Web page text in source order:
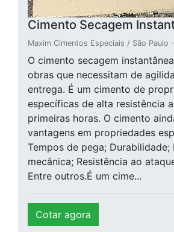
Cimento Secagem
Maxim Cimentos Especiais / São Paulo
O cimento secagem
obras que necessitam de
entrega. É um cimento de
específicas de alta resistência
primeiras horas. O cimento
vantagens em propriedades
Tempos de pega; Durabilidade;
mecânica; Resistência ao
Entre outros.É um cime...
Cotar agora